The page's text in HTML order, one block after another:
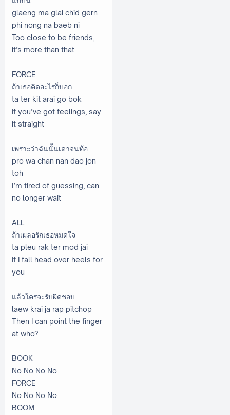
glaeng ma glai chid gern
phi nong na baeb ni
Too close to be friends,
it’s more than that
FORCE
ถ้าเธอคิดอะไรก็บอก
ta ter kit arai go bok
If you’ve got feelings, say
it straight
เพราะว่าฉันนั้นเดาจนท้อ
pro wa chan nan dao jon
toh
I’m tired of guessing, can
no longer wait
ALL
ถ้าเผลอรักเธอหมดใจ
ta pleu rak ter mod jai
If I fall head over heels for
you
แล้วใครจะรับผิดชอบ
laew krai ja rap pitchop
Then I can point the finger
at who?
BOOK
No No No No
FORCE
No No No No
BOOM